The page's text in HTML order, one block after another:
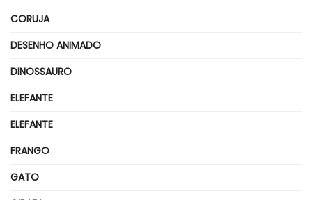
CORUJA
DESENHO ANIMADO
DINOSSAURO
ELEFANTE
ELEFANTE
FRANGO
GATO